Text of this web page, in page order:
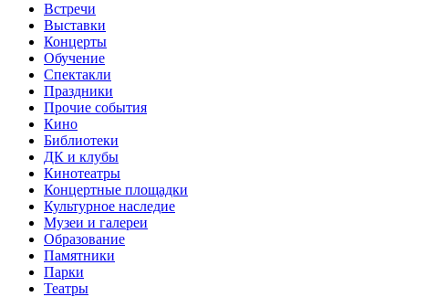
Встречи
Выставки
Концерты
Обучение
Спектакли
Праздники
Прочие события
Кино
Библиотеки
ДК и клубы
Кинотеатры
Концертные площадки
Культурное наследие
Музеи и галереи
Образование
Памятники
Парки
Театры